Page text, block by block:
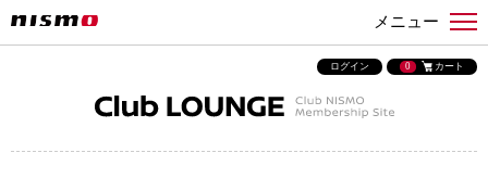
メニュー
ログイン 0 カート